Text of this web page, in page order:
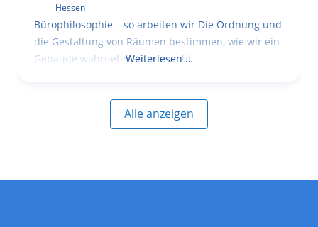
Hessen
Bürophilosophie – so arbeiten wir Die Ordnung und
die Gestaltung von Räumen bestimmen, wie wir ein
Gebäude wahrnehmen, wie wohl
Weiterlesen …
Alle anzeigen